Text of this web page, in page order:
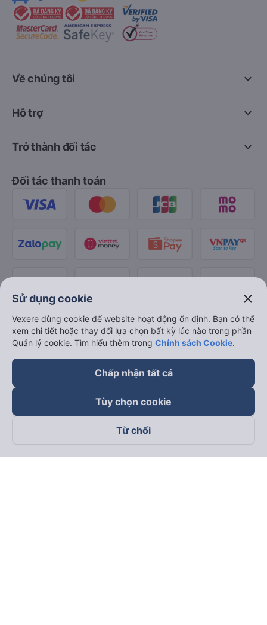
keyboard_arrow_down
Về chúng tôi
keyboard_arrow_down
Hỗ trợ
keyboard_arrow_down
Trở thành đối tác
Đối tác thanh toán
Theo dõi chúng tôi trên
Sử dụng cookie close
Vexere dùng cookie để website hoạt động ổn định. Bạn có thể
xem chi tiết hoặc thay đổi lựa chọn bất kỳ lúc nào trong phần
Quản lý cookie. Tìm hiểu thêm trong Chính sách Cookie.
Chấp nhận tất cả
Tùy chọn cookie
Từ chối